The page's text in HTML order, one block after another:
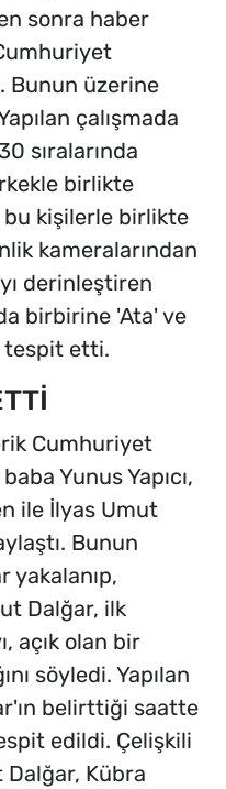
sonra haber
Bunun üzerine
çalışmada
sıralarında
birlikte
kişilerle birlikte
kameralarından
derinleştiren
birbirine 'Ata' ve
etti.
Cumhuriyet
Yunus Yapıcı,
ile İlyas Umut
Bunun
yakalanıp,
Dalğar, ilk
açık olan bir
söyledi. Yapılan
belirttiği saatte
edildi. Çelişkili
Kübra